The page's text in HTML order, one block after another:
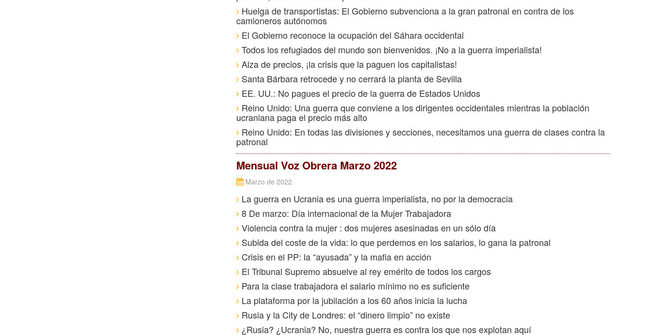
Huelga de transportistas: El Gobierno subvenciona a la gran patronal en contra de los
camioneros autónomos
El Gobierno reconoce la ocupación del Sáhara occidental
Todos los refugiados del mundo son bienvenidos. ¡No a la guerra imperialista!
Alza de precios, ¡la crisis que la paguen los capitalistas!
Santa Bárbara retrocede y no cerrará la planta de Sevilla
EE. UU.: No pagues el precio de la guerra de Estados Unidos
Reino Unido: Una guerra que conviene a los dirigentes occidentales mientras la población
ucraniana paga el precio más alto
Reino Unido: En todas las divisiones y secciones, necesitamos una guerra de clases contra la
patronal
Mensual Voz Obrera Marzo 2022
Marzo de 2022
La guerra en Ucrania es una guerra imperialista, no por la democracia
8 De marzo: Día internacional de la Mujer Trabajadora
Violencia contra la mujer : dos mujeres asesinadas en un sólo día
Subida del coste de la vida: lo que perdemos en los salarios, lo gana la patronal
Crisis en el PP: la “ayusada” y la mafia en acción
El Tribunal Supremo absuelve al rey emérito de todos los cargos
Para la clase trabajadora el salario mínimo no es suficiente
La plataforma por la jubilación a los 60 años inicia la lucha
Rusia y la City de Londres: el “dinero limpio” no existe
¿Rusia? ¿Ucrania? No, nuestra guerra es contra los que nos explotan aquí